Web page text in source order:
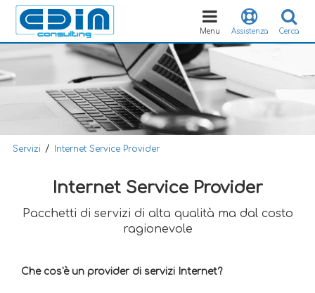
Cerca
Assistenza
Toggle
navigation
Menu
Servizi / Internet Service Provider
Internet Service Provider
Pacchetti di servizi di alta qualità ma dal costo
ragionevole
Che cos'è un provider di servizi Internet?